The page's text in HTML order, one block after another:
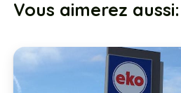
Vous aimerez aussi: